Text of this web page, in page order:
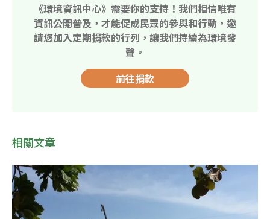
《環境資訊中心》需要你的支持！我們相信唯有
資訊公開普及，才能促成民眾的參與和行動，邀
請您加入定期捐款的行列，讓我們持續為環境發
聲。
前往捐款
相關文章